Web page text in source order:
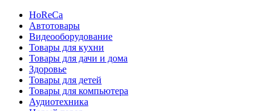
HoReCa
Автотовары
Видеооборудование
Товары для кухни
Товары для дачи и дома
Здоровье
Товары для детей
Товары для компьютера
Аудиотехника